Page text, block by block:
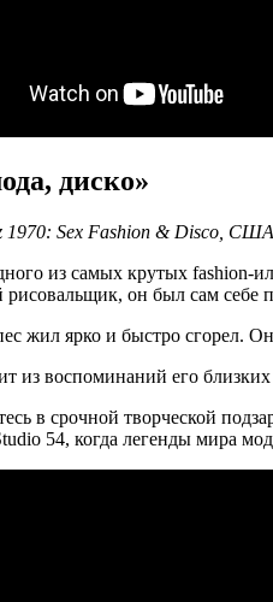
диско»
1970: Sex Fashion & Disco,
из самых крутых fashion-
он был сам себе
жил ярко и быстро сгорел.
из воспоминаний его
в срочной творческой
54, когда легенды мира